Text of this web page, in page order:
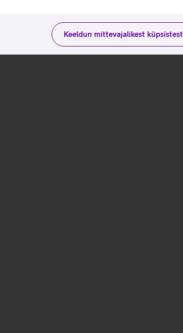
Keeldun mittevajalikest küpsistest